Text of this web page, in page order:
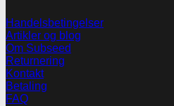
Handelsbetingelser
Artikler og blog
Om Subseed
Returnering
Kontakt
Betaling
FAQ